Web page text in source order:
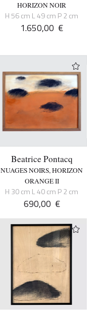
HORIZON NOIR
H 56 cm L 49 cm P 2 cm
1.650,00 €
Beatrice Pontacq
NUAGES NOIRS, HORIZON
ORANGE II
H 30 cm L 40 cm P 2 cm
690,00 €